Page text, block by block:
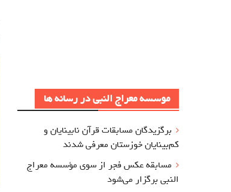
موسسه معراج النبی در رسانه ها
برگزيدگان مسابقات قرآن نابینایان و
کم‌بینایان خوزستان معرفي شدند
مسابقه عکس فجر از سوی مؤسسه معراج‌
النبی برگزار می‌شود